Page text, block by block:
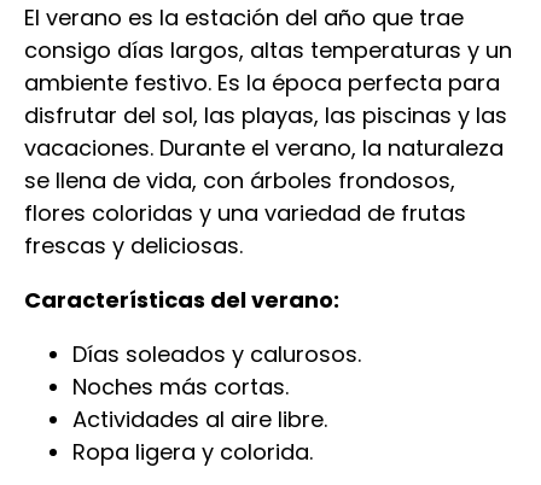
El verano es la estación del año que trae
consigo días largos, altas temperaturas y un
ambiente festivo. Es la época perfecta para
disfrutar del sol, las playas, las piscinas y las
vacaciones. Durante el verano, la naturaleza
se llena de vida, con árboles frondosos,
flores coloridas y una variedad de frutas
frescas y deliciosas.
Características del verano:
Días soleados y calurosos.
Noches más cortas.
Actividades al aire libre.
Ropa ligera y colorida.